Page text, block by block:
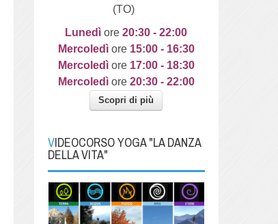
(TO)
Lunedìore 20:30 - 22:00
Mercoledì ore 15:00 - 16:30
Mercoledì ore 17:00 - 18:30
Mercoledì ore 20:30 - 22:00
Scopri di più
VIDEOCORSO YOGA "LA DANZA
DELLA VITA"